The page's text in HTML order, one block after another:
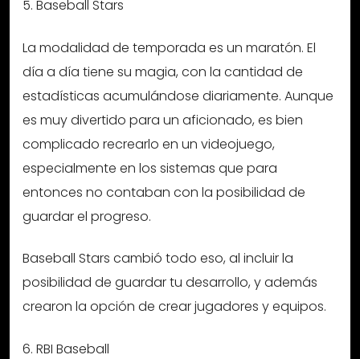
5. Baseball Stars
La modalidad de temporada es un maratón. El
día a día tiene su magia, con la cantidad de
estadísticas acumulándose diariamente. Aunque
es muy divertido para un aficionado, es bien
complicado recrearlo en un videojuego,
especialmente en los sistemas que para
entonces no contaban con la posibilidad de
guardar el progreso.
Baseball Stars cambió todo eso, al incluir la
posibilidad de guardar tu desarrollo, y además
crearon la opción de crear jugadores y equipos.
6. RBI Baseball